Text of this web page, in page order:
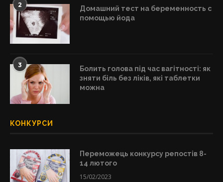
2
Домашний тест на беременность с
помощью йода
3
Болить голова під час вагітності: як
зняти біль без ліків, які таблетки
можна
КОНКУРСИ
Переможець конкурсу репостів 8-
14 лютого
15/02/2023